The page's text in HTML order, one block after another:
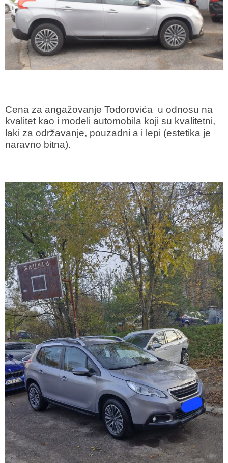
Cena za angažovanje Todorovića u odnosu na
kvalitet kao i modeli automobila koji su kvalitetni,
laki za održavanje, pouzadni a i lepi (estetika je
naravno bitna).